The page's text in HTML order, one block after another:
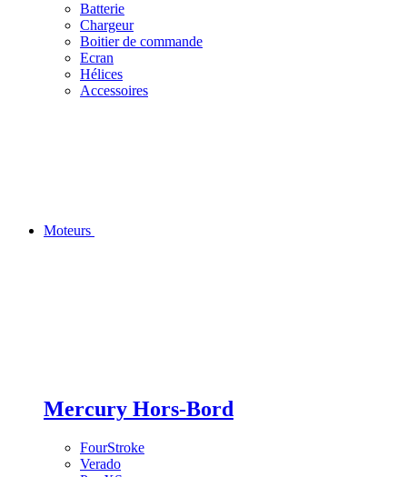
Batterie
Chargeur
Boitier de commande
Ecran
Hélices
Accessoires
Moteurs
Mercury Hors-Bord
FourStroke
Verado